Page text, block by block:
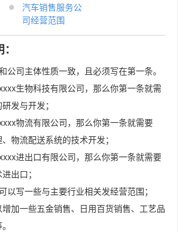
汽车销售服务公
司经营范围
公司主体性质一致，且必须写在第一条。
生物科技有限公司，那么你第一条就需
发与开发；
物流有限公司，那么你第一条就需要
物流配送系统的技术开发；
进出口有限公司，那么你第一条就需要
出口；
以写一些与主要行业相关发经营范围；
加一些五金销售、日用百货销售、工艺品